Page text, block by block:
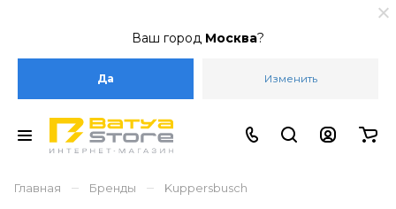
Ваш город Москва?
Да Изменить
Главная – Бренды – Kuppersbusch